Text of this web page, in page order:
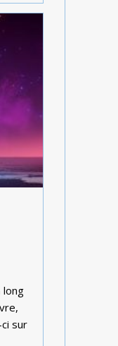
long
sur